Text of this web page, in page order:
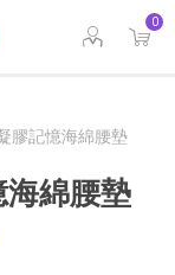
0
膠記憶海綿腰墊
海綿腰墊